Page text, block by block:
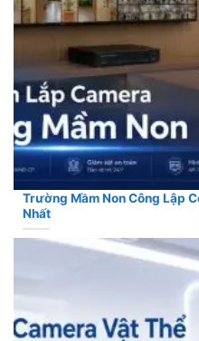
Trường Mầm Non Công Lập
Nhất